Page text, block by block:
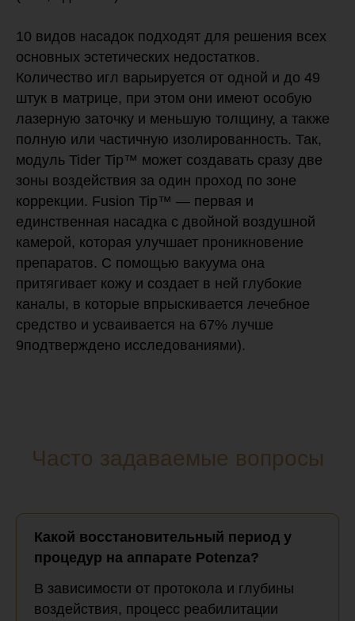
10 видов насадок подходят для решения всех
основных эстетических недостатков.
Количество игл варьируется от одной и до 49
штук в матрице, при этом они имеют особую
лазерную заточку и меньшую толщину, а также
полную или частичную изолированность. Так,
модуль Tider Tip™ может создавать сразу две
зоны воздействия за один проход по зоне
коррекции. Fusion Tip™ — первая и
единственная насадка с двойной воздушной
камерой, которая улучшает проникновение
препаратов. С помощью вакуума она
притягивает кожу и создает в ней глубокие
каналы, в которые впрыскивается лечебное
средство и усваивается на 67% лучше
9подтверждено исследованиями).
Часто задаваемые вопросы
Какой восстановительный период у
процедур на аппарате Potenza?
В зависимости от протокола и глубины
воздействия, процесс реабилитации